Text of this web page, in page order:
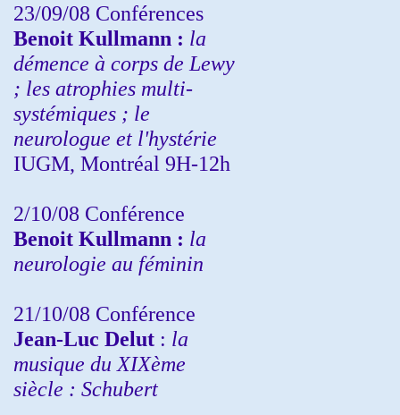
23/09/08 Conférences
Benoit Kullmann : la
démence à corps de Lewy
; les atrophies multi-
systémiques ; le
neurologue et l'hystérie
IUGM, Montréal 9H-12h
2/10/08 Conférence
Benoit Kullmann : la
neurologie au féminin
21/10/08 Conférence
Jean-Luc Delut : la
musique du XIXème
siècle : Schubert